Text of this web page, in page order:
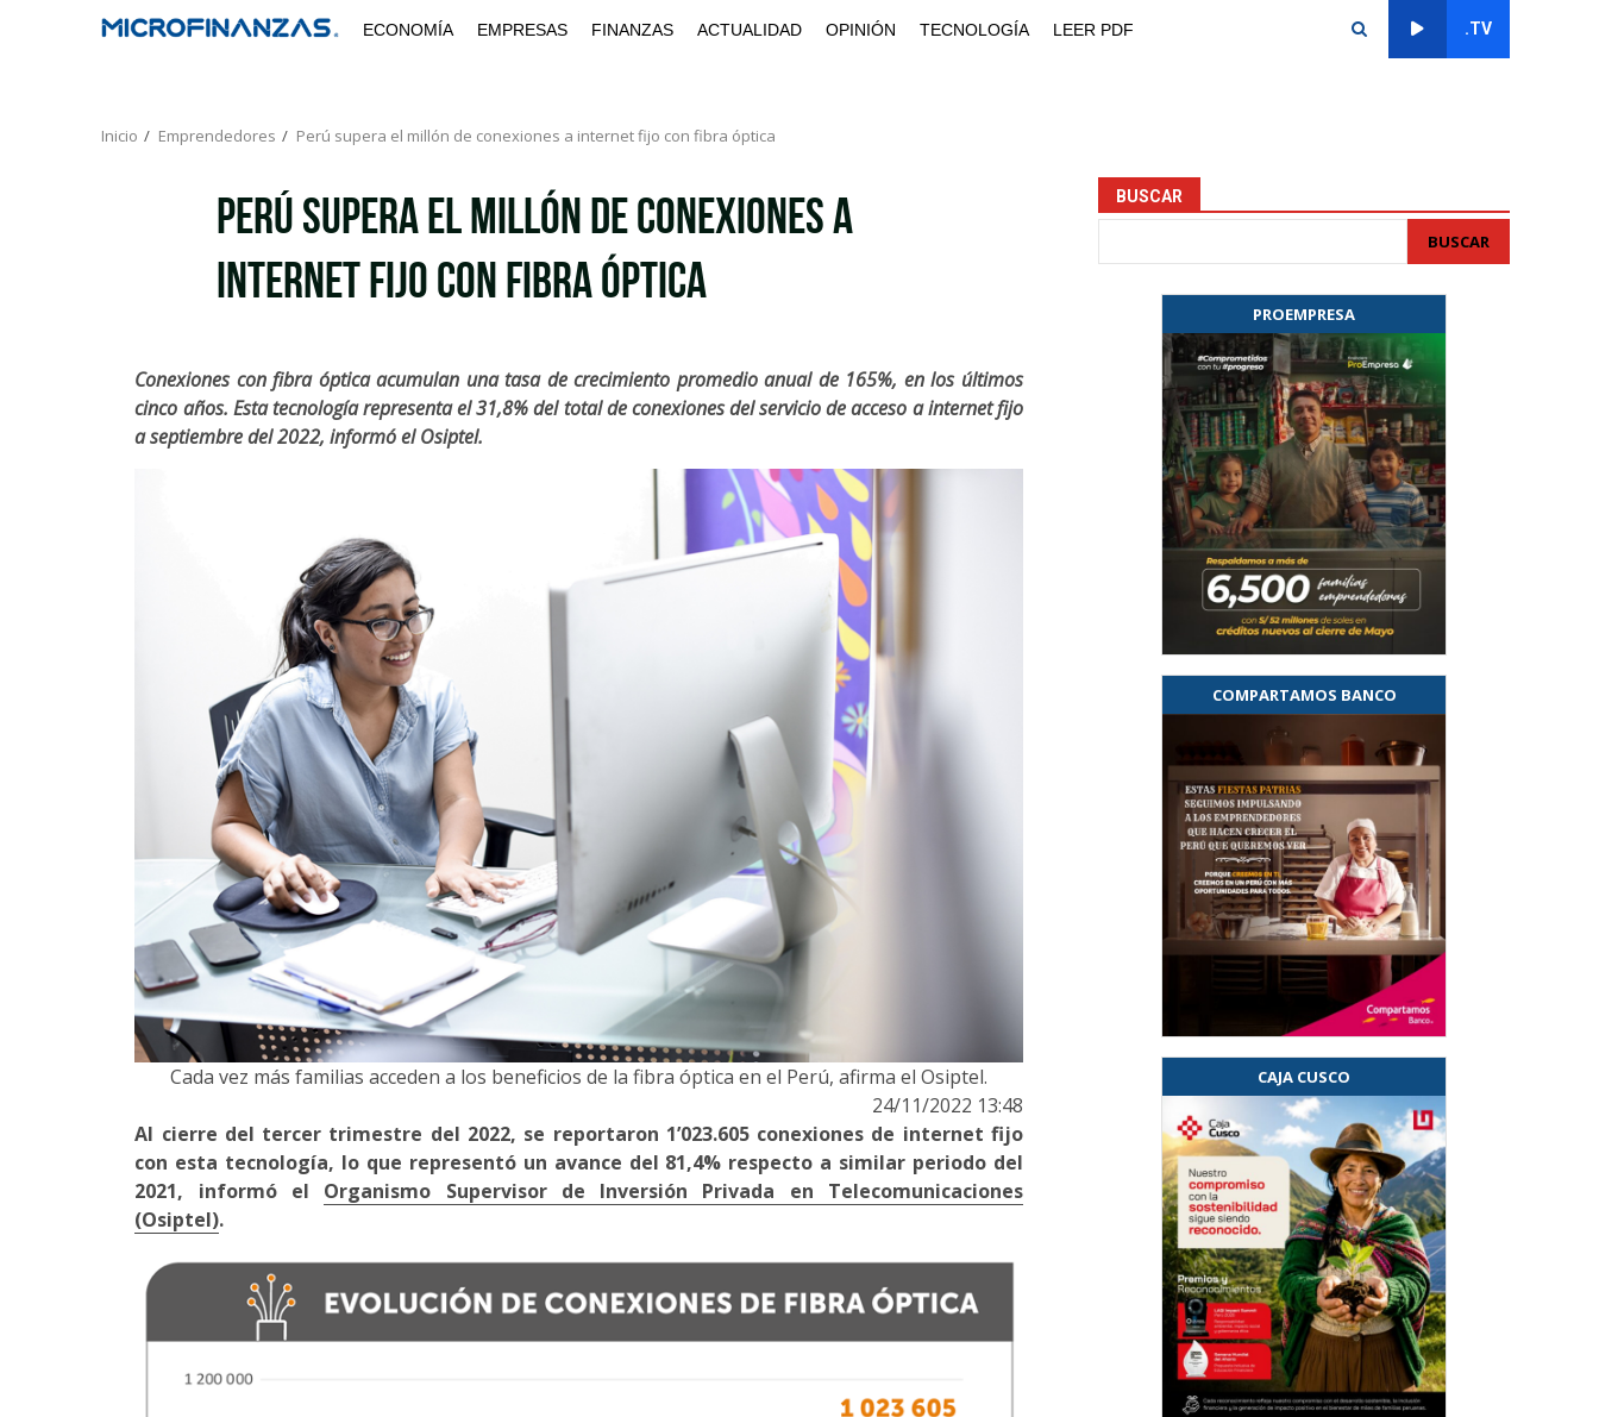
ECONOMÍA EMPRESAS FINANZAS ACTUALIDAD OPINIÓN TECNOLOGÍA LEER PDF .TV
Inicio Emprendedores Perú supera el millón de conexiones a internet fijo con fibra óptica
Perú supera el millón de conexiones a
internet fijo con fibra óptica
Conexiones con fibra óptica acumulan una tasa de crecimiento promedio anual de 165%, en los últimos
cinco años. Esta tecnología representa el 31,8% del total de conexiones del servicio de acceso a internet fijo
a septiembre del 2022, informó el Osiptel.
Cada vez más familias acceden a los beneficios de la fibra óptica en el Perú, afirma el Osiptel.
24/11/2022 13:48
Al cierre del tercer trimestre del 2022, se reportaron 1’023.605 conexiones de internet fijo
con esta tecnología, lo que representó un avance del 81,4% respecto a similar periodo del
2021, informó el Organismo Supervisor de Inversión Privada en Telecomunicaciones
(Osiptel).
BUSCAR
BUSCAR
PROEMPRESA
COMPARTAMOS BANCO
CAJA CUSCO